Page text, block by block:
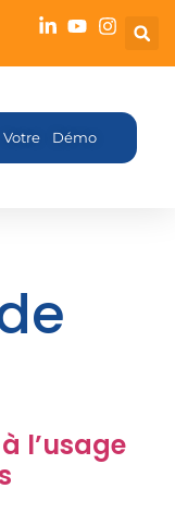
Démo
l’usage